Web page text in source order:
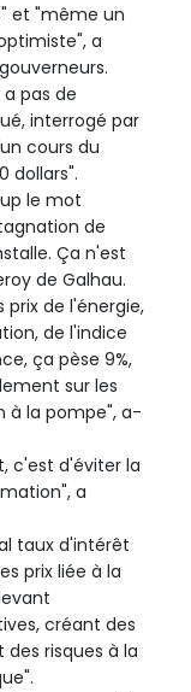
et "même un
a
pas de
interrogé par
cours du
dollars".
le mot
de
Ça n'est
de Galhau.
de l'énergie,
de l'indice
ça pèse 9%,
sur les
à la pompe", a-
c'est d'éviter la
a
taux d'intérêt
prix liée à la
créant des
risques à la